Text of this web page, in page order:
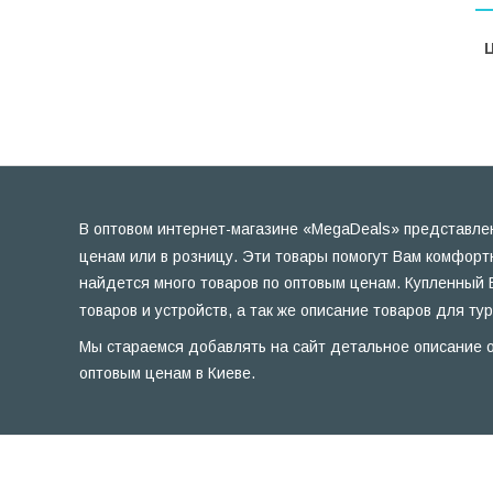
В оптовом интернет-магазине «MegaDeals»
ценам или в розницу. Эти товары помогут Вам
найдется много товаров по оптовым ценам.
товаров и устройств, а так же описание товаров для
Мы стараемся добавлять на сайт детальное описание
оптовым ценам в Киеве.